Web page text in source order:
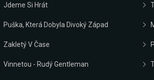
Jdeme Si Hrát
Puška, Která Dobyla Divoký Západ
Zakletý V Čase
Vinnetou - Rudý Gentleman